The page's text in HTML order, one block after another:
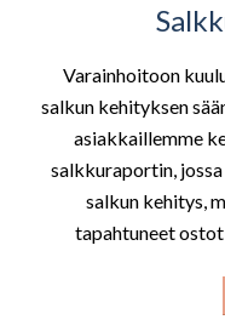
Varainhoitoon
salkun kehityksen
asiakkaillemme
salkkuraportin,
salkun kehitys,
tapahtuneet